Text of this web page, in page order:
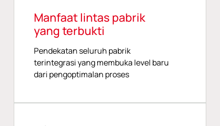
Manfaat lintas pabrik
yang terbukti
Pendekatan seluruh pabrik
terintegrasi yang membuka level baru
dari pengoptimalan proses